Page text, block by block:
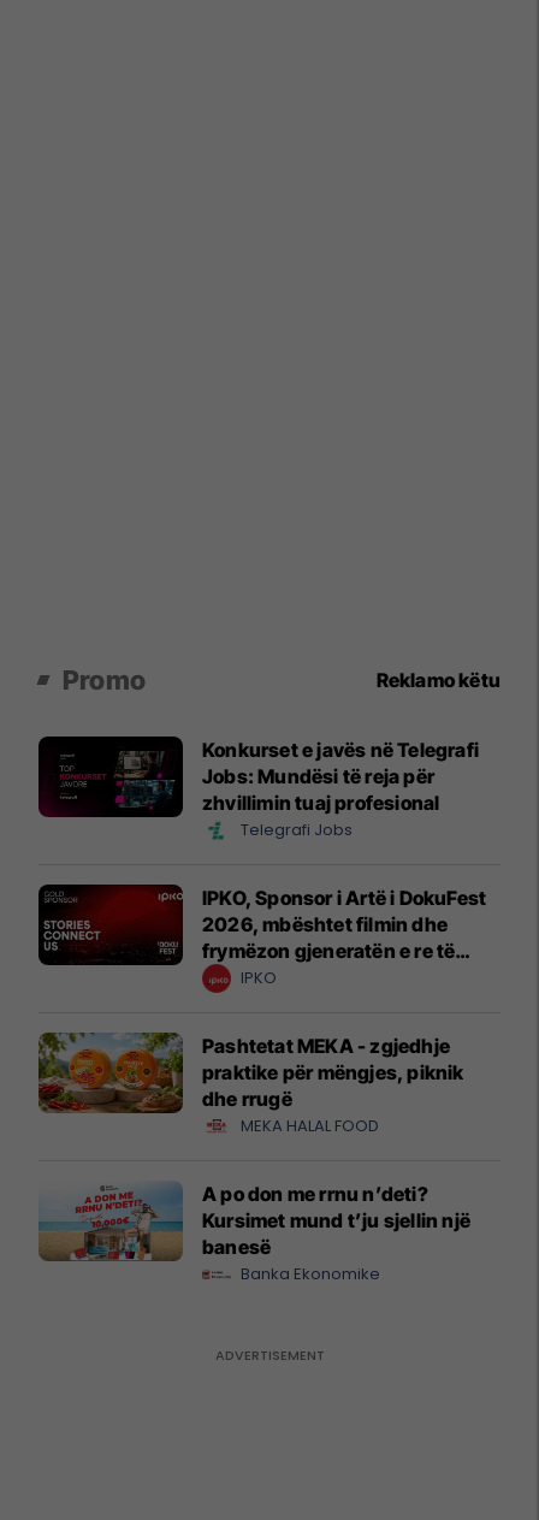
Promo Reklamo këtu
Konkurset e javës në Telegrafi
Jobs: Mundësi të reja për
zhvillimin tuaj profesional
Telegrafi Jobs
IPKO, Sponsor i Artë i DokuFest
2026, mbështet filmin dhe
frymëzon gjeneratën e re të
krijuesve
IPKO
Pashtetat MEKA - zgjedhje
praktike për mëngjes, piknik
dhe rrugë
MEKA HALAL FOOD
A po don me rrnu n’deti?
Kursimet mund t’ju sjellin një
banesë
Banka Ekonomike